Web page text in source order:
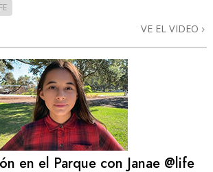
VE EL VIDEO
en el Parque con Janae @life